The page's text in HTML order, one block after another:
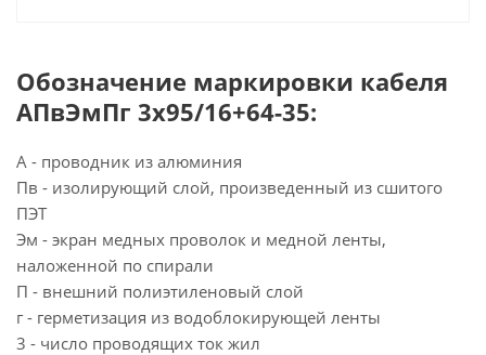
Обозначение маркировки кабеля
АПвЭмПг 3х95/16+64-35:
А - проводник из алюминия
Пв - изолирующий слой, произведенный из сшитого
ПЭТ
Эм - экран медных проволок и медной ленты,
наложенной по спирали
П - внешний полиэтиленовый слой
г - герметизация из водоблокирующей ленты
3 - число проводящих ток жил